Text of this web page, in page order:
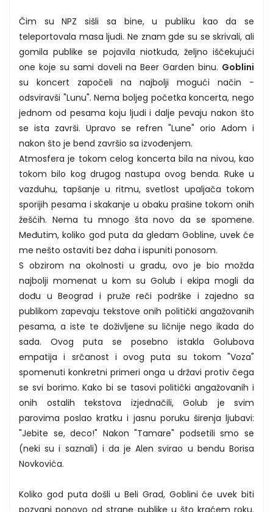
Čim su NPZ sišli sa bine, u publiku kao da se
teleportovala masa ljudi. Ne znam gde su se skrivali, ali
gomila publike se pojavila niotkuda, željno iščekujući
one koje su sami doveli na Beer Garden binu. Goblini
su koncert započeli na najbolji mogući način -
odsviravši "Lunu". Nema boljeg početka koncerta, nego
jednom od pesama koju ljudi i dalje pevaju nakon što
se ista završi. Upravo se refren "Lune" orio Adom i
nakon što je bend završio sa izvođenjem.
Atmosfera je tokom celog koncerta bila na nivou, kao
tokom bilo kog drugog nastupa ovog benda. Ruke u
vazduhu, tapšanje u ritmu, svetlost upaljača tokom
sporijih pesama i skakanje u obaku prašine tokom onih
žešćih. Nema tu mnogo šta novo da se spomene.
Međutim, koliko god puta da gledam Gobline, uvek će
me nešto ostaviti bez daha i ispuniti ponosom.
S obzirom na okolnosti u gradu, ovo je bio možda
najbolji momenat u kom su Golub i ekipa mogli da
dođu u Beograd i pruže reči podrške i zajedno sa
publikom zapevaju tekstove onih politički angažovanih
pesama, a iste te doživljene su ličnije nego ikada do
sada. Ovog puta se posebno istakla Golubova
empatija i srčanost i ovog puta su tokom "Voza"
spomenuti konkretni primeri onga u državi protiv čega
se svi borimo. Kako bi se tasovi politički angažovanih i
onih ostalih tekstova izjednačili, Golub je svim
parovima poslao kratku i jasnu poruku širenja ljubavi:
"Jebite se, deco!" Nakon "Tamare" podsetili smo se
(neki su i saznali) i da je Alen svirao u bendu Borisa
Novkovića.
Koliko god puta došli u Beli Grad, Goblini će uvek biti